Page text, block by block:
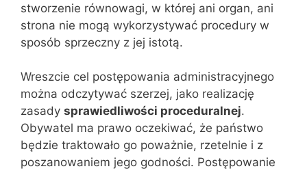
stworzenie równowagi, w której ani organ, ani
strona nie mogą wykorzystywać procedury w
sposób sprzeczny z jej istotą.
Wreszcie cel postępowania administracyjnego
można odczytywać szerzej, jako realizację
zasady sprawiedliwości proceduralnej.
Obywatel ma prawo oczekiwać, że państwo
będzie traktowało go poważnie, rzetelnie i z
poszanowaniem jego godności. Postępowanie